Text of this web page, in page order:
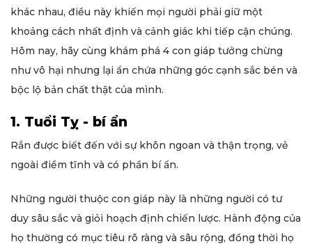
khác nhau, điều này khiến mọi người phải giữ một
khoảng cách nhất định và cảnh giác khi tiếp cận chúng.
Hôm nay, hãy cùng khám phá 4 con giáp tưởng chừng
như vô hại nhưng lại ẩn chứa những góc cạnh sắc bén và
bộc lộ bản chất thật của mình.
1. Tuổi Tỵ - bí ẩn
Rắn được biết đến với sự khôn ngoan và thận trọng, vẻ
ngoài điềm tĩnh và có phần bí ẩn.
Những người thuộc con giáp này là những người có tư
duy sâu sắc và giỏi hoạch định chiến lược. Hành động của
họ thường có mục tiêu rõ ràng và sâu rộng, đồng thời họ